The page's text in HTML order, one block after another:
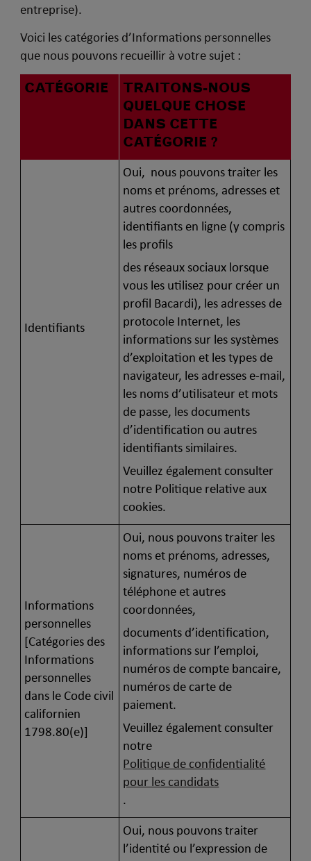
entreprise).
Voici les catégories d’Informations personnelles
que nous pouvons recueillir à votre sujet :
CATÉGORIE
TRAITONS-NOUS
QUELQUE CHOSE
DANS CETTE
CATÉGORIE ?
Identifiants
Oui, nous pouvons traiter les
noms et prénoms, adresses et
autres coordonnées,
identifiants en ligne (y compris
les profils
des réseaux sociaux lorsque
vous les utilisez pour créer un
profil Bacardi), les adresses de
protocole Internet, les
informations sur les systèmes
d’exploitation et les types de
navigateur, les adresses e-mail,
les noms d’utilisateur et mots
de passe, les documents
d’identification ou autres
identifiants similaires.
Veuillez également consulter
notre Politique relative aux
cookies.
Informations
personnelles
[Catégories des
Informations
personnelles
dans le Code civil
californien
1798.80(e)]
Oui, nous pouvons traiter les
noms et prénoms, adresses,
signatures, numéros de
téléphone et autres
coordonnées,
documents d’identification,
informations sur l’emploi,
numéros de compte bancaire,
numéros de carte de
paiement.
Veuillez également consulter
notre
Politique de confidentialité
pour les candidats
.
Oui, nous pouvons traiter
l’identité ou l’expression de